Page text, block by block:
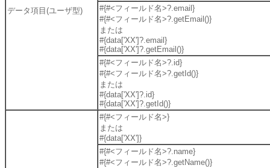
データ項目(ユーザ型)
#{#<フィールド名>?.email}
#{#<フィールド名>?.getEmail()}
または
#{data['XX']?.email}
#{data['XX']?.getEmail()}
#{#<フィールド名>?.id}
#{#<フィールド名>?.getId()}
または
#{data['XX']?.id}
#{data['XX']?.getId()}
#{#<フィールド名>}
または
#{data['XX']}
#{#<フィールド名>?.name}
#{#<フィールド名>?.getName()}